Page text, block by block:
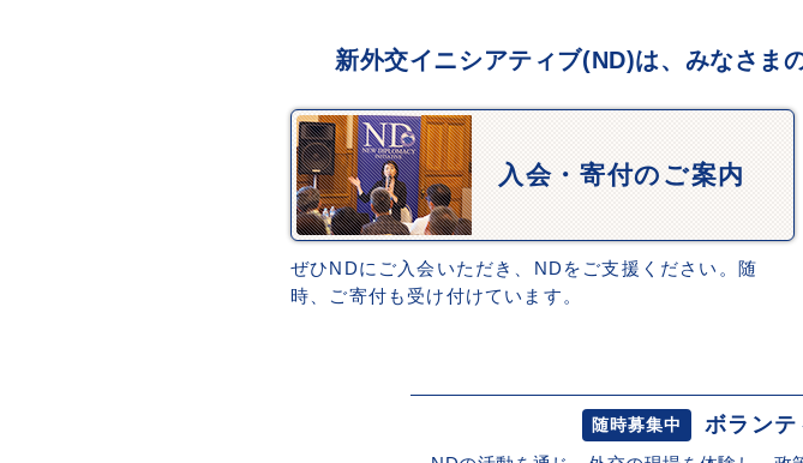
新外交イニシアティブ(ND)は、みなさま
入会・寄付のご案内
ぜひNDにご入会いただき、NDをご支援ください。随
時、ご寄付も受け付けています。
随時募集中 ボラン